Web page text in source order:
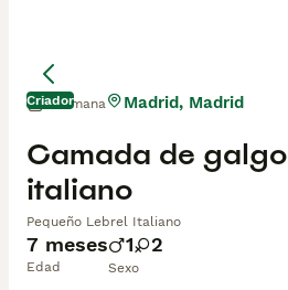
Criador
7 meses
Edad
1 2
Sexo
Camada de galgo
italiano
Pequeño Lebrel Italiano
1 semana Madrid, Madrid